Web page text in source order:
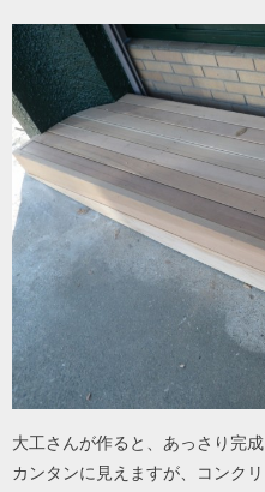
大工さんが作ると、あっさり完成
カンタンに見えますが、コンク